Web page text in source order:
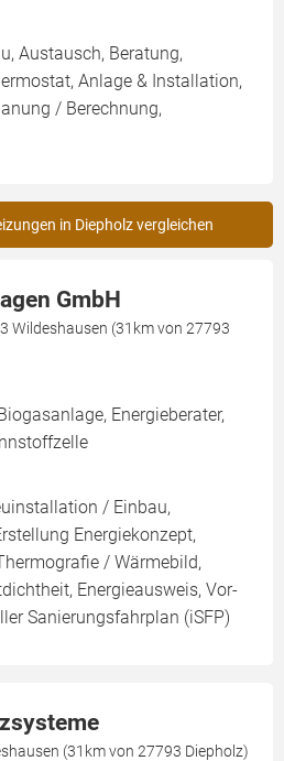
Austausch, Beratung,
Anlage & Installation,
/ Berechnung,
in Diepholz vergleichen
GmbH
Wildeshausen (31km von 27793
Energieberater,
/ Einbau,
Energiekonzept,
/ Wärmebild,
Energieausweis, Vor-
Sanierungsfahrplan (iSFP)
(31km von 27793 Diepholz)